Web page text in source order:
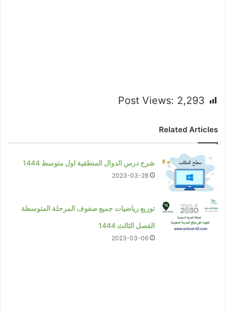
Post Views: 2,293
Related Articles
شرح درس الدوال المنطقية اول متوسط 1444
2023-03-28
توزيع رياضيات جميع صفوف المرحلة المتوسطة
الفصل الثالث 1444
2023-03-06